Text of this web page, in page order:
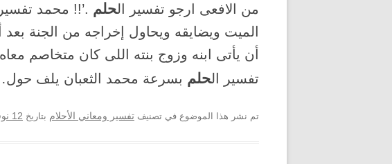
من الافعى ارجو تفسير الحلم .’!! محمد تفسير
الميت ويضايقه ويحاول إخراجه من الجنة
أن يأتى ابنه وزوج بنته اللى كان متخاصم
تفسير الحلم بسرعة محمد الثعبان يلف
تم نشر هذا الموضوع في تصنيف تفسير ومعاني الأحلام بتاريخ 12 نوفمبر, 2012